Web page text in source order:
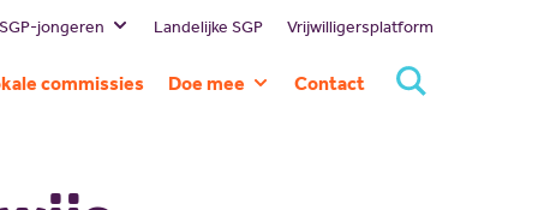
jongeren Landelijke SGP Vrijwilligersplatform
commissies Doe mee Contact